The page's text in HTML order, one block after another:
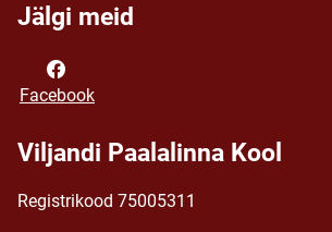
Jälgi meid
Facebook
Viljandi Paalalinna Kool
Registrikood 75005311